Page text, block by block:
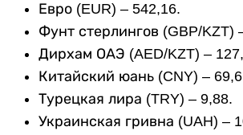
Евро (EUR) – 542,16.
Фунт стерлингов (GBP/KZT)
Дирхам ОАЭ (AED/KZT) –
Китайский юань (CNY) –
Турецкая лира (TRY) – 9,88.
Украинская гривна (UAH) –